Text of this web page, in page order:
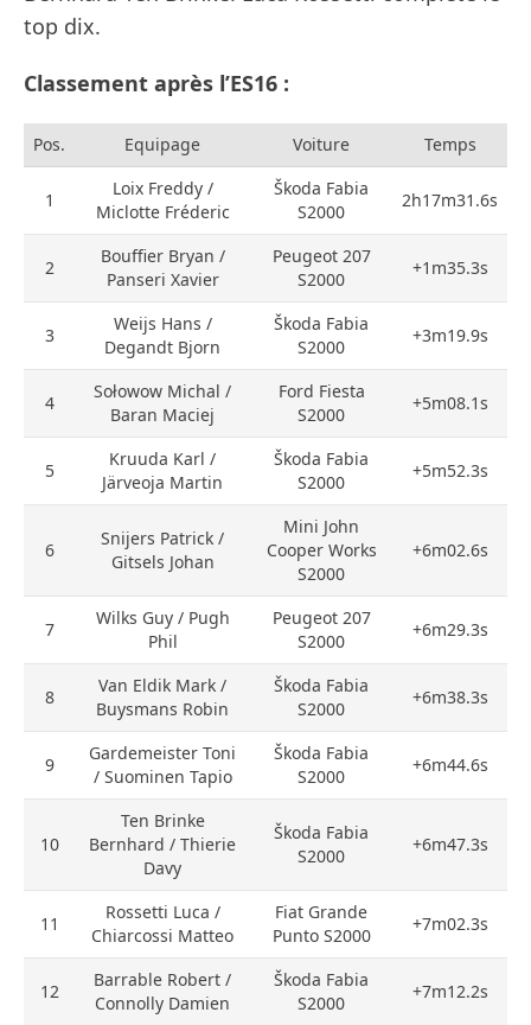
top dix.
Classement après l’ES16 :
Pos. Equipage Voiture Temps
1
Loix Freddy /
Miclotte Fréderic
Škoda Fabia
S2000
2h17m31.6s
2
Bouffier Bryan /
Panseri Xavier
Peugeot 207
S2000
+1m35.3s
3
Weijs Hans /
Degandt Bjorn
Škoda Fabia
S2000
+3m19.9s
4
Sołowow Michal /
Baran Maciej
Ford Fiesta
S2000
+5m08.1s
5
Kruuda Karl /
Järveoja Martin
Škoda Fabia
S2000
+5m52.3s
6
Snijers Patrick /
Gitsels Johan
Mini John
Cooper Works
S2000
+6m02.6s
7
Wilks Guy / Pugh
Phil
Peugeot 207
S2000
+6m29.3s
8
Van Eldik Mark /
Buysmans Robin
Škoda Fabia
S2000
+6m38.3s
9
Gardemeister Toni
/ Suominen Tapio
Škoda Fabia
S2000
+6m44.6s
10
Ten Brinke
Bernhard / Thierie
Davy
Škoda Fabia
S2000
+6m47.3s
11
Rossetti Luca /
Chiarcossi Matteo
Fiat Grande
Punto S2000
+7m02.3s
12
Barrable Robert /
Connolly Damien
Škoda Fabia
S2000
+7m12.2s